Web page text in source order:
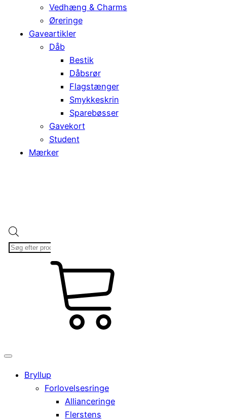
Vedhæng & Charms
Øreringe
Gaveartikler
Dåb
Bestik
Dåbsrør
Flagstænger
Smykkeskrin
Sparebøsser
Gavekort
Student
Mærker
Products
search
Bryllup
Forlovelsesringe
Allianceringe
Flerstens